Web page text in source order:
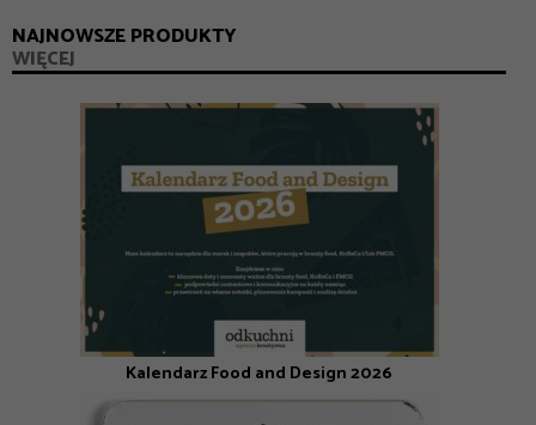
NAJNOWSZE PRODUKTY
WIĘCEJ
Kalendarz Food and Design 2026